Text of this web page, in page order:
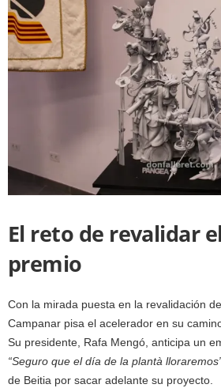
El reto de revalidar
premio
Con la mirada puesta en la revalidación
Campanar pisa el acelerador en su
Su presidente, Rafa Mengó, anticipa un
“Seguro que el día de la plantà
de Beitia por sacar adelante su proyecto.